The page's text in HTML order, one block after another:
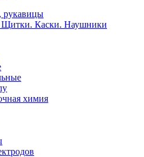
рукавицы
Каски. Наушники
химия